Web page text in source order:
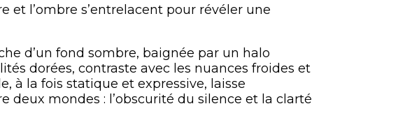
l’ombre s’entrelacent pour révéler une
d’un fond sombre, baignée par un halo
dorées, contraste avec les nuances froides et
à la fois statique et expressive, laisse
deux mondes : l’obscurité du silence et la clarté